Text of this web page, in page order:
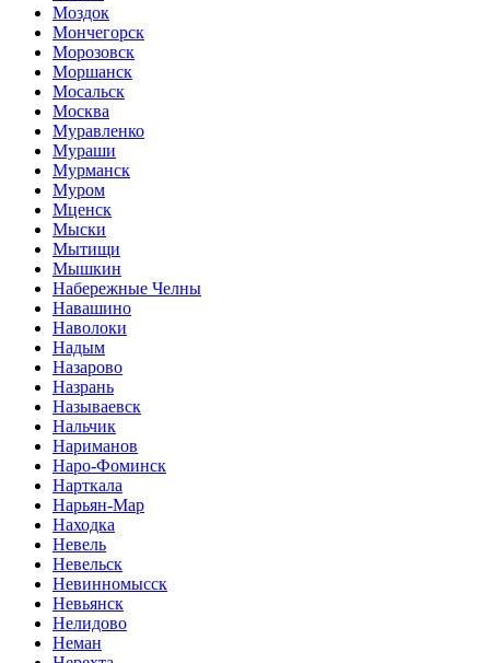
Моздок
Мончегорск
Морозовск
Моршанск
Мосальск
Москва
Муравленко
Мураши
Мурманск
Муром
Мценск
Мыски
Мытищи
Мышкин
Набережные Челны
Навашино
Наволоки
Надым
Назарово
Назрань
Называевск
Нальчик
Нариманов
Наро-Фоминск
Нарткала
Нарьян-Мар
Находка
Невель
Невельск
Невинномысск
Невьянск
Нелидово
Неман